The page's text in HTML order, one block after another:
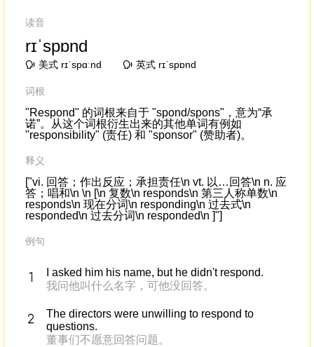
读音
rɪˈspɒnd
美式 rɪˈspɑːnd 英式 rɪˈspɒnd
词根
"Respond" 的词根来自于 "spond/spons"，意为“承
诺”。从这个词根衍生出来的其他单词有例如
"responsibility" (责任) 和 "sponsor" (赞助者)。
释义
["vi. 回答；作出反应；承担责任\n vt. 以…回答\n n. 应
答；唱和\n \n [\n 复数\n responds\n 第三人称单数\n
responds\n 现在分词\n responding\n 过去式\n
responded\n 过去分词\n responded\n ]"]
例句
I asked him his name, but he didn't respond.
我问他叫什么名字，可他没回答。
The directors were unwilling to respond to
questions.
董事们不愿意回答问题。